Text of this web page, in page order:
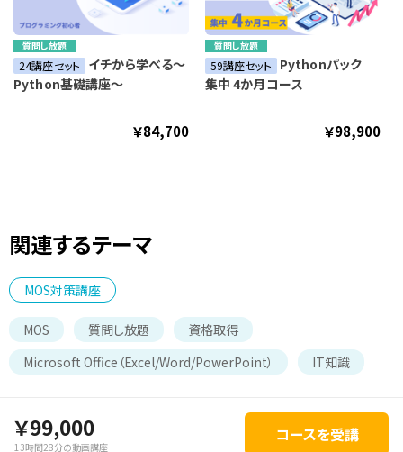
質問し放題
24講座セット イチから学べる～
Python基礎講座～
￥84,700
質問し放題
59講座セット Pythonパック
集中 4か月コース
￥98,900
関連するテーマ
MOS対策講座
MOS 質問し放題
資格取得
Microsoft Office（Excel/Word/PowerPoint）
IT知識
￥99,000
13時間28分の動画講座
コースを受講